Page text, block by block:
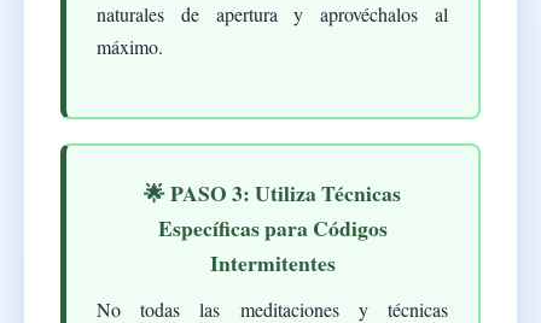
naturales de apertura y aprovéchalos al
máximo.
🌟 PASO 3: Utiliza Técnicas
Específicas para Códigos
Intermitentes
No todas las meditaciones y técnicas